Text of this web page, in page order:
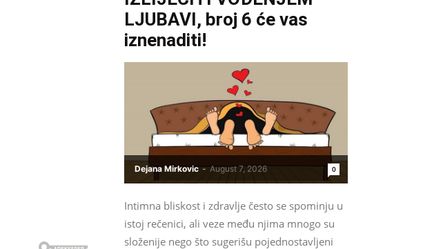
LJUBAVI, broj 6 će vas
iznenaditi!
Dejana Mirkovic - August 7, 2026 0
Intimna bliskost i zdravlje često se spominju u
istoj rečenici, ali veze među njima mnogo su
složenije nego što sugerišu pojednostavljeni